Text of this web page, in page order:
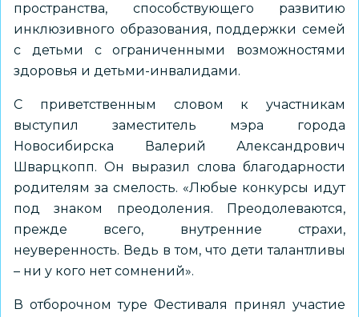
пространства, способствующего развитию
инклюзивного образования, поддержки семей
с детьми с ограниченными возможностями
здоровья и детьми-инвалидами.
С приветственным словом к участникам
выступил заместитель мэра города
Новосибирска Валерий Александрович
Шварцкопп. Он выразил слова благодарности
родителям за смелость. «Любые конкурсы идут
под знаком преодоления. Преодолеваются,
прежде всего, внутренние страхи,
неуверенность. Ведь в том, что дети талантливы
– ни у кого нет сомнений».
В отборочном туре Фестиваля принял участие